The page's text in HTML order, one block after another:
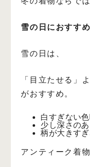
雪の日におすす
雪の日は、
「目立たせる」
がおすすめ。
白すぎない
少し深さの
柄が大きす
アンティーク着